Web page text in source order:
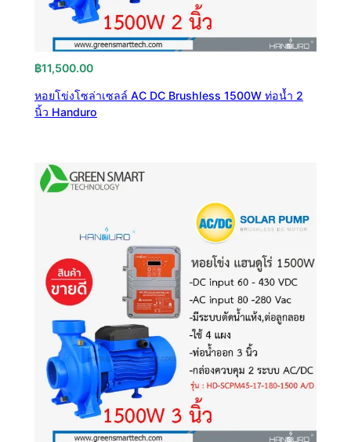
฿11,500.00
หอยโข่งโซล่าเซลล์ AC DC Brushless 1500W ท่อน้ำ 2
นิ้ว Handuro